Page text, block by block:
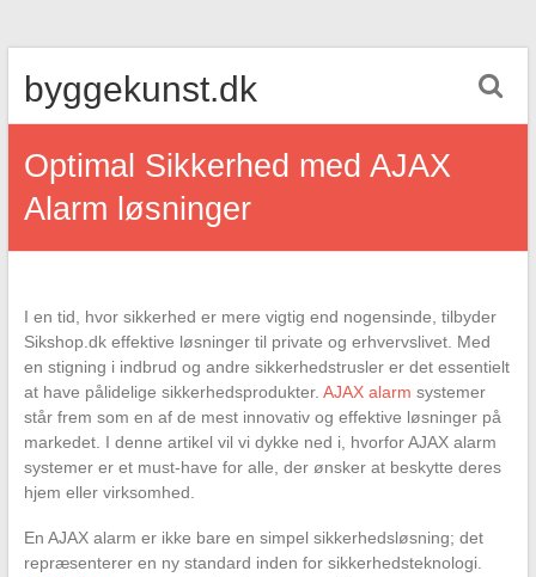
content
byggekunst.dk
Optimal Sikkerhed med AJAX
Alarm løsninger
I en tid, hvor sikkerhed er mere vigtig end nogensinde, tilbyder
Sikshop.dk effektive løsninger til private og erhvervslivet. Med
en stigning i indbrud og andre sikkerhedstrusler er det essentielt
at have pålidelige sikkerhedsprodukter. AJAX alarm systemer
står frem som en af de mest innovativ og effektive løsninger på
markedet. I denne artikel vil vi dykke ned i, hvorfor AJAX alarm
systemer er et must-have for alle, der ønsker at beskytte deres
hjem eller virksomhed.
En AJAX alarm er ikke bare en simpel sikkerhedsløsning; det
repræsenterer en ny standard inden for sikkerhedsteknologi.